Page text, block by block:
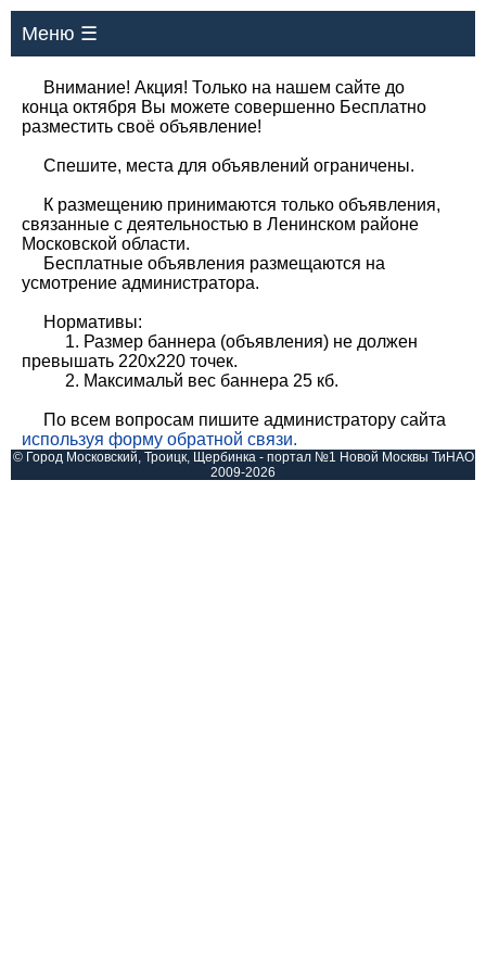
Меню ☰
Внимание! Акция! Только на нашем сайте до
конца октября Вы можете совершенно Бесплатно
разместить своё объявление!
Спешите, места для объявлений ограничены.
К размещению принимаются только объявления,
связанные с деятельностью в Ленинском районе
Московской области.
Бесплатные объявления размещаются на
усмотрение администратора.
Нормативы:
1. Размер баннера (объявления) не должен
превышать 220х220 точек.
2. Максимальй вес баннера 25 кб.
По всем вопросам пишите администратору сайта
используя форму обратной связи.
© Город Московский, Троицк, Щербинка - портал №1 Новой Москвы ТиНАО
2009-2026